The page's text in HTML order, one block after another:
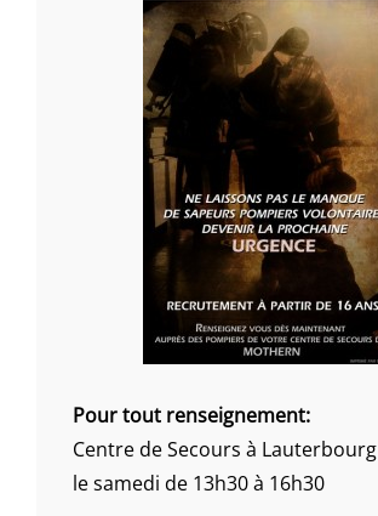
Pour tout renseignement:
Centre de Secours à Lauterbourg
le samedi de 13h30 à 16h30